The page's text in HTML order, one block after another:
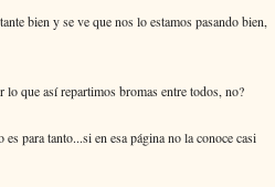
bien y se ve que nos lo estamos pasando bien,
que así repartimos bromas entre todos, no?
para tanto...si en esa página no la conoce casi